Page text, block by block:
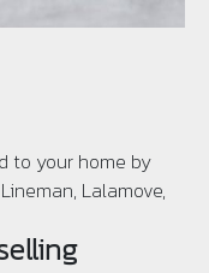
to your home by
Lalamove,